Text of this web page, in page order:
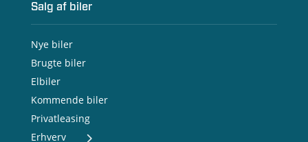
Salg af biler
Nye biler
Brugte biler
Elbiler
Kommende biler
Privatleasing
Erhverv